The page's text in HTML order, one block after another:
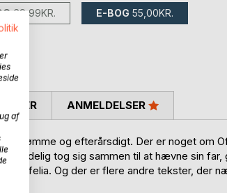
69,99KR. E-BOG 55,00KR.
og efterårsdigt. Der er noget om
endelig tog sig sammen til at hævne sin far,
Ofelia. Og der er flere andre tekster, der
ANMELDELSER
af